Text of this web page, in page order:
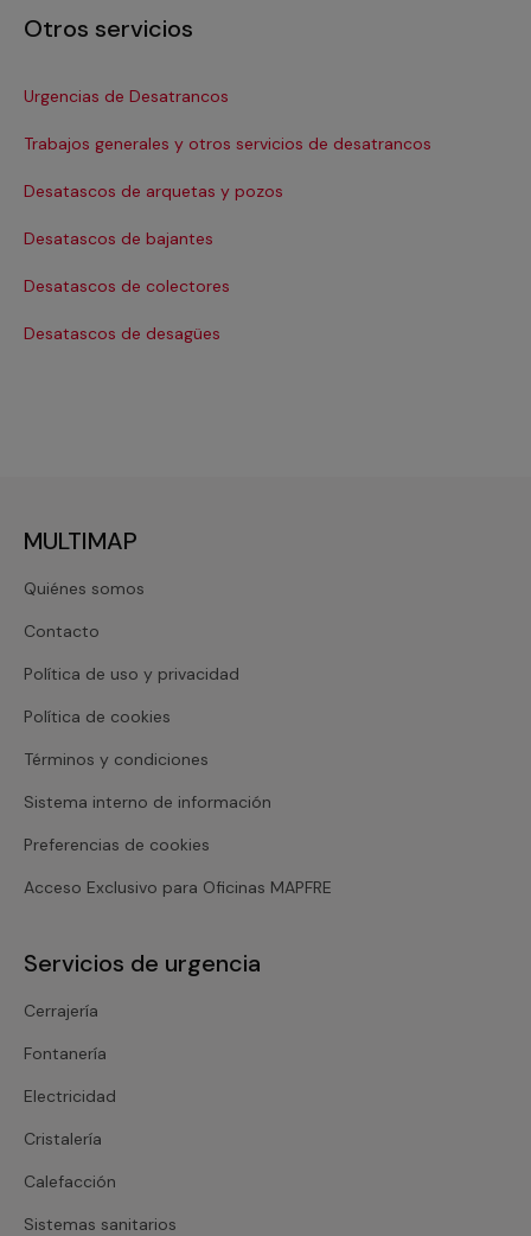
Otros servicios
Urgencias de Desatrancos
Trabajos generales y otros servicios de desatrancos
Desatascos de arquetas y pozos
Desatascos de bajantes
Desatascos de colectores
Desatascos de desagües
MULTIMAP
Quiénes somos
Contacto
Política de uso y privacidad
Política de cookies
Términos y condiciones
Sistema interno de información
Preferencias de cookies
Acceso Exclusivo para Oficinas MAPFRE
Servicios de urgencia
Cerrajería
Fontanería
Electricidad
Cristalería
Calefacción
Sistemas sanitarios